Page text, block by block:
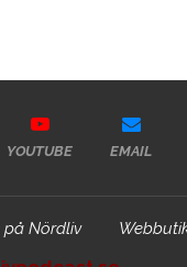
YOUTUBE EMAIL
på Nördliv